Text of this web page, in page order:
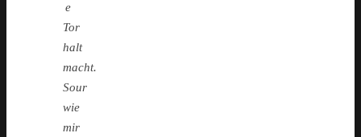
e
Tor
halt
macht.
Sour
wie
mir